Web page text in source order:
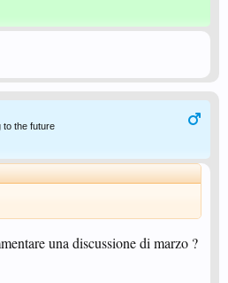
to the future
una discussione di marzo ?